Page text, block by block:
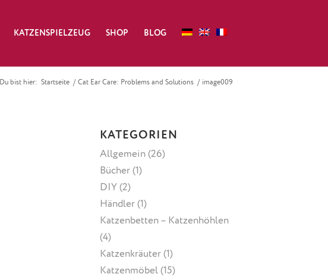
KATZENSPIELZEUG SHOP BLOG
Du bist hier: Startseite / Cat Ear Care: Problems and Solutions / image009
KATEGORIEN
Allgemein(26)
Bücher(1)
DIY (2)
Händler(1)
Katzenbetten – Katzenhöhlen
(4)
Katzenkräuter(1)
Katzenmöbel(15)